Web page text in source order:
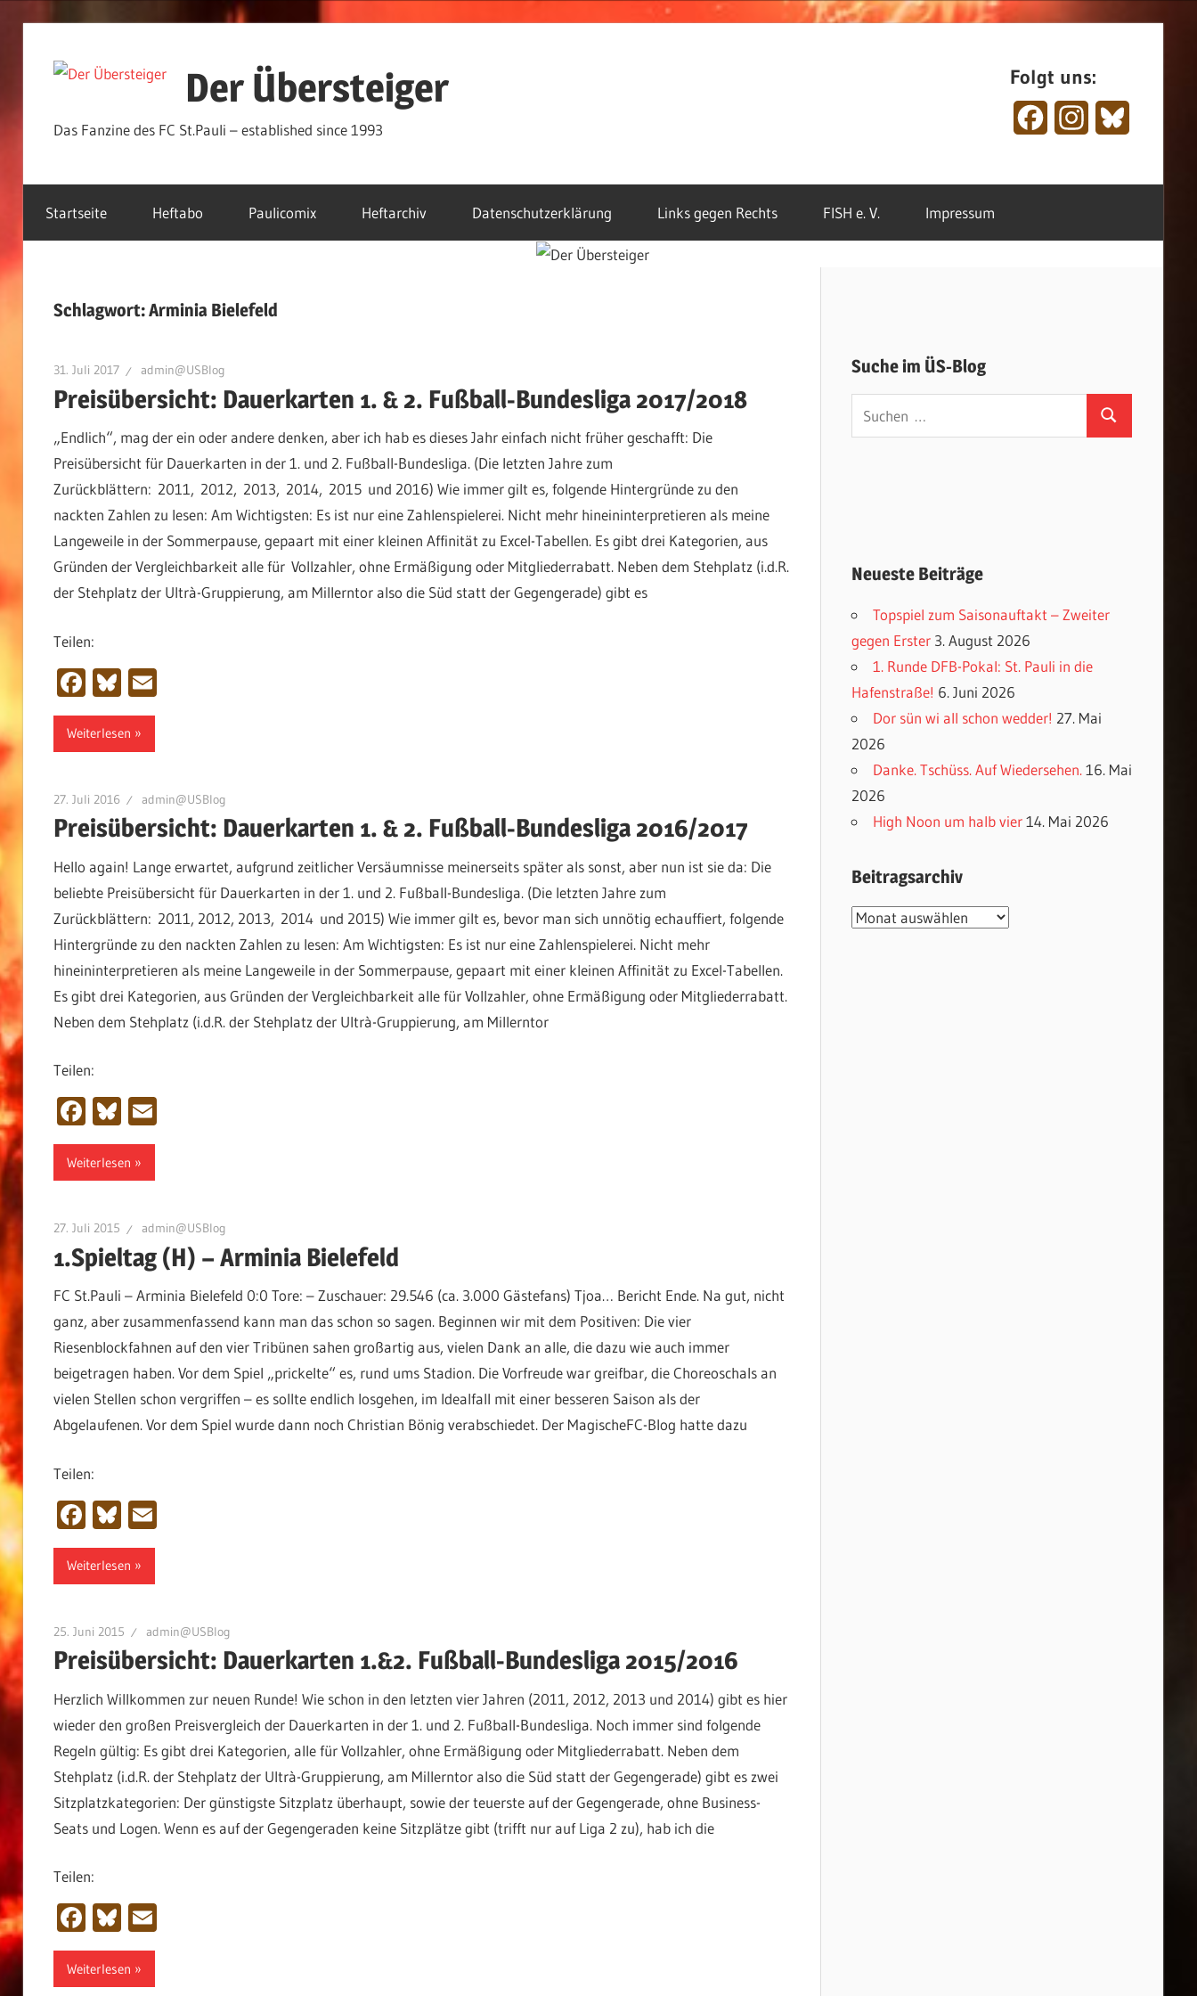
Inhalt
Der Übersteiger
Das Fanzine des FC St.Pauli – established since 1993
Folgt uns:
FacebookInstagram
Startseite Heftabo Paulicomix Heftarchiv Datenschutzerklärung Links gegen Rechts FISH e. V. Impressum
Schlagwort:Arminia Bielefeld
31. Juli 2017 admin@USBlog
Preisübersicht: Dauerkarten 1. & 2. Fußball-Bundesliga 2017/2018
„Endlich“, mag der ein oder andere denken, aber ich hab es dieses Jahr einfach nicht früher geschafft: Die
Preisübersicht für Dauerkarten in der 1. und 2. Fußball-Bundesliga. (Die letzten Jahre zum
Zurückblättern: 2011, 2012, 2013, 2014, 2015 und 2016) Wie immer gilt es, folgende Hintergründe zu den
nackten Zahlen zu lesen: Am Wichtigsten: Es ist nur eine Zahlenspielerei. Nicht mehr hineininterpretieren als meine
Langeweile in der Sommerpause, gepaart mit einer kleinen Affinität zu Excel-Tabellen. Es gibt drei Kategorien, aus
Gründen der Vergleichbarkeit alle für Vollzahler, ohne Ermäßigung oder Mitgliederrabatt. Neben dem Stehplatz (i.d.R.
der Stehplatz der Ultrà-Gruppierung, am Millerntor also die Süd statt der Gegengerade) gibt es
Teilen:
Facebook
Bluesky
Email
Weiterlesen
27. Juli 2016 admin@USBlog
Preisübersicht: Dauerkarten 1. & 2. Fußball-Bundesliga 2016/2017
Hello again! Lange erwartet, aufgrund zeitlicher Versäumnisse meinerseits später als sonst, aber nun ist sie da: Die
beliebte Preisübersicht für Dauerkarten in der 1. und 2. Fußball-Bundesliga. (Die letzten Jahre zum
Zurückblättern: 2011, 2012, 2013, 2014 und 2015) Wie immer gilt es, bevor man sich unnötig echauffiert, folgende
Hintergründe zu den nackten Zahlen zu lesen: Am Wichtigsten: Es ist nur eine Zahlenspielerei. Nicht mehr
hineininterpretieren als meine Langeweile in der Sommerpause, gepaart mit einer kleinen Affinität zu Excel-Tabellen.
Es gibt drei Kategorien, aus Gründen der Vergleichbarkeit alle für Vollzahler, ohne Ermäßigung oder Mitgliederrabatt.
Neben dem Stehplatz (i.d.R. der Stehplatz der Ultrà-Gruppierung, am Millerntor
Teilen:
Facebook
Bluesky
Email
Weiterlesen
27. Juli 2015 admin@USBlog
1.Spieltag (H) – Arminia Bielefeld
FC St.Pauli – Arminia Bielefeld 0:0 Tore: – Zuschauer: 29.546 (ca. 3.000 Gästefans) Tjoa… Bericht Ende. Na gut, nicht
ganz, aber zusammenfassend kann man das schon so sagen. Beginnen wir mit dem Positiven: Die vier
Riesenblockfahnen auf den vier Tribünen sahen großartig aus, vielen Dank an alle, die dazu wie auch immer
beigetragen haben. Vor dem Spiel „prickelte“ es, rund ums Stadion. Die Vorfreude war greifbar, die Choreoschals an
vielen Stellen schon vergriffen – es sollte endlich losgehen, im Idealfall mit einer besseren Saison als der
Abgelaufenen. Vor dem Spiel wurde dann noch Christian Bönig verabschiedet. Der MagischeFC-Blog hatte dazu
Teilen:
Facebook
Bluesky
Email
Weiterlesen
25. Juni 2015 admin@USBlog
Preisübersicht: Dauerkarten 1.&2. Fußball-Bundesliga 2015/2016
Herzlich Willkommen zur neuen Runde! Wie schon in den letzten vier Jahren (2011, 2012, 2013 und 2014) gibt es hier
wieder den großen Preisvergleich der Dauerkarten in der 1. und 2. Fußball-Bundesliga. Noch immer sind folgende
Regeln gültig: Es gibt drei Kategorien, alle für Vollzahler, ohne Ermäßigung oder Mitgliederrabatt. Neben dem
Stehplatz (i.d.R. der Stehplatz der Ultrà-Gruppierung, am Millerntor also die Süd statt der Gegengerade) gibt es zwei
Sitzplatzkategorien: Der günstigste Sitzplatz überhaupt, sowie der teuerste auf der Gegengerade, ohne Business-
Seats und Logen. Wenn es auf der Gegengeraden keine Sitzplätze gibt (trifft nur auf Liga 2 zu), hab ich die
Teilen:
Facebook
Bluesky
Email
Weiterlesen
Suche im ÜS-Blog
Suchen
Neueste Beiträge
Topspiel zum Saisonauftakt – Zweiter
gegen Erster 3. August 2026
1. Runde DFB-Pokal: St. Pauli in die
Hafenstraße! 6. Juni 2026
Dor sün wi all schon wedder! 27. Mai
2026
Danke. Tschüss. Auf Wiedersehen. 16. Mai
2026
High Noon um halb vier 14. Mai 2026
Beitragsarchiv
Beitragsarchiv